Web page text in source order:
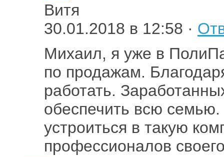
Витя
30.01.2018 в 12:58 ·
Михаил, я уже в
по продажам.
работать.
обеспечить всю семью.
устроиться в такую
профессионалов